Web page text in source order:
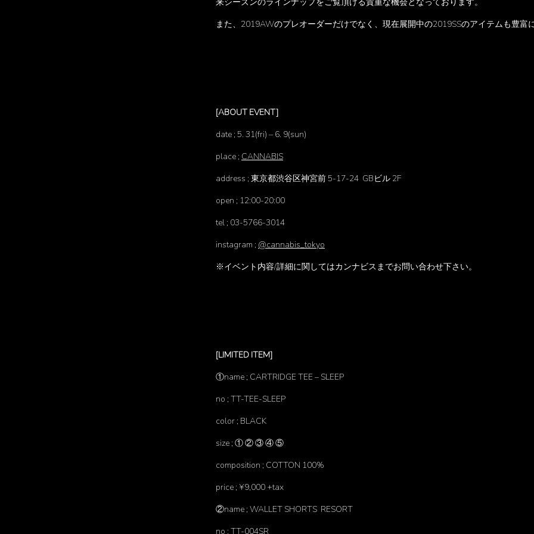
また、2019AWのプレオーダーだけでなく、現在展開中の2019SSのアイテムも豊富
[ABOUT EVENT]
date ; 5. 31(fri) – 6. 9(sun)
place ; CANNABIS
address ; 東京都渋谷区神宮前 5-17-24 GBビル 2F
open ; 12:00-20:00
tel ; 03-5766-3014
instagram ; @cannabis_tokyo
※イベント内容/詳細に関してはカンナビスまでお問い合わせ下さい。
[LIMITED ITEM]
①name ; CARTRIDGE TEE – SLEEP
no ; TT-TEE-SLEEP
color ; BLACK
size ; ① ② ③ ④ ⑤
composition ; COTTON 100%
price ; ¥9,000 +tax
②name ; WALLET SHORTS RESORT
no ; TT-004SR